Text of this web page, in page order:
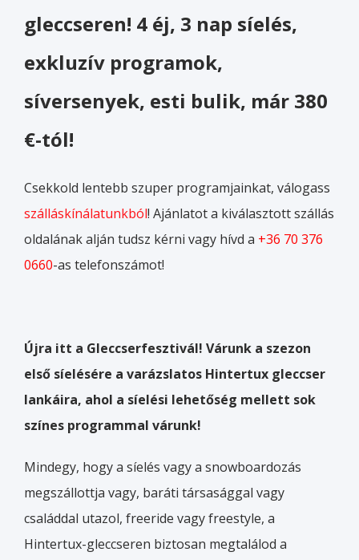
gleccseren! 4 éj, 3 nap síelés,
exkluzív programok,
síversenyek, esti bulik, már 380
€-tól!
Csekkold lentebb szuper programjainkat, válogass
szálláskínálatunkból! Ajánlatot a kiválasztott szállás
oldalának alján tudsz kérni vagy hívd a +36 70 376
0660-as telefonszámot!
Újra itt a Gleccserfesztivál! Várunk a szezon
első síelésére a varázslatos Hintertux gleccser
lankáira, ahol a síelési lehetőség mellett sok
színes programmal várunk!
Mindegy, hogy a síelés vagy a snowboardozás
megszállottja vagy, baráti társasággal vagy
családdal utazol, freeride vagy freestyle, a
Hintertux-gleccseren biztosan megtalálod a